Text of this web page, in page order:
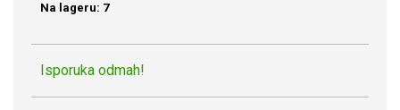
Na lageru: 7
Isporuka odmah!